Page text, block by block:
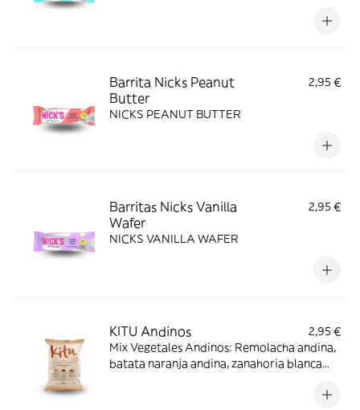
Barrita Nicks Peanut
Butter
2,95 €
NICKS PEANUT BUTTER
Barritas Nicks Vanilla
Wafer
2,95 €
NICKS VANILLA WAFER
KITU Andinos
2,95 €
Mix Vegetales Andinos: Remolacha andina,
batata naranja andina, zanahoria blanca